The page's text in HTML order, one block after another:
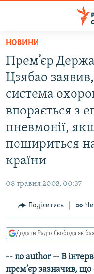
Перейти
основного
матеріалу
до
основної
навігації
до
пошуку
РАДІО СВОБОДА – 70
ВСЕ ЗА ДОБУ
СУСПІЛЬСТВО
КУЛЬТУРА
СВІТ
РОСІЙСЬКА
ДОНБАС.РЕАЛІЇ
КРИМ.РЕАЛІЇ
КИТАЙ.ВИКЛИКИ
МУЛЬТИМЕДІА
СПЕЦПРОЄКТИ
НОВИНИ
Прем’єр
Цзябао
система
впорається з
пневмонії,
пошириться
країни
08 травня 2003, 00:37
Поділитись
Додати Радіо Свобода як
-- no author -- В
прем’єр зазначив, що